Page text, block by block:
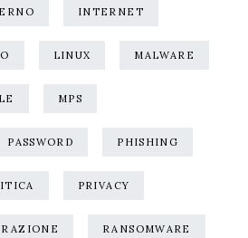
INTERNET
LINUX MALWARE
MPS
PASSWORD PHISHING
PRIVACY
RANSOMWARE